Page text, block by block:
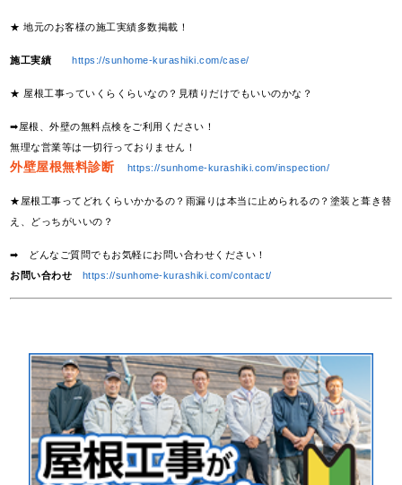
★ 地元のお客様の施工実績多数掲載！
施工実績 https://sunhome-kurashiki.com/case/
★ 屋根工事っていくらくらいなの？見積りだけでもいいのかな？
➡屋根、外壁の無料点検をご利用ください！
無理な営業等は一切行っておりません！
外壁屋根無料診断 https://sunhome-kurashiki.com/inspection/
★屋根工事ってどれくらいかかるの？雨漏りは本当に止められるの？塗装と葺き替
え、どっちがいいの？
➡ どんなご質問でもお気軽にお問い合わせください！
お問い合わせ
https://sunhome-kurashiki.com/contact/